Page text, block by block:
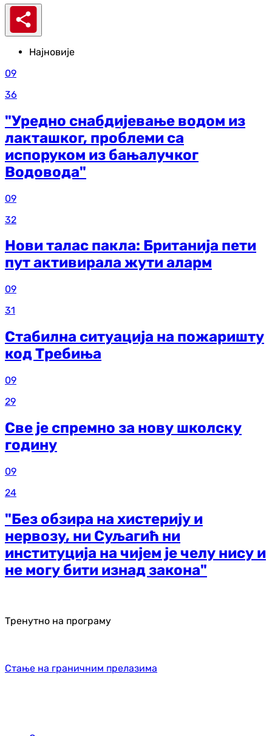
Најновије
09
36
"Уредно снабдијевање водом из
лакташког, проблеми са
испоруком из бањалучког
Водовода"
09
32
Нови талас пакла: Британија пети
пут активирала жути аларм
09
31
Стабилна ситуација на пожаришту
код Требиња
09
29
Све је спремно за нову школску
годину
09
24
"Без обзира на хистерију и
нервозу, ни Суљагић ни
институција на чијем је челу нису и
не могу бити изнад закона"
Тренутно на програму
Стање на граничним прелазима